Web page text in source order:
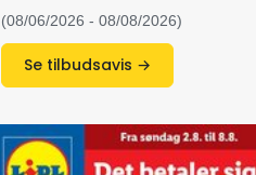
(08/06/2026 - 08/08/2026)
Se tilbudsavis →